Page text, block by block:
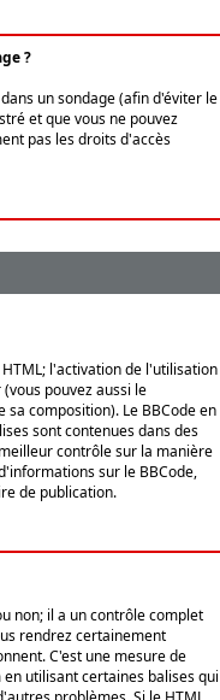
?
un sondage (afin d'éviter le
et que vous ne pouvez
pas les droits d'accès
l'activation de l'utilisation
pouvez aussi le
composition). Le BBCode en
sont contenues dans des
contrôle sur la manière
sur le BBCode,
de publication.
non; il a un contrôle complet
rendrez certainement
C'est une mesure de
utilisant certaines balises qui